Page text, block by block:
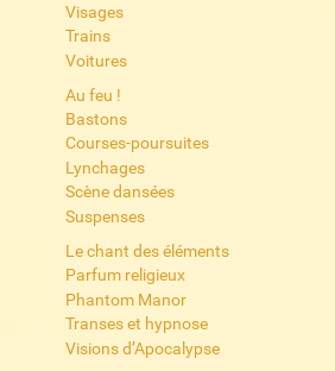
Visages
Trains
Voitures
Au feu !
Bastons
Courses-poursuites
Lynchages
Scène dansées
Suspenses
Le chant des éléments
Parfum religieux
Phantom Manor
Transes et hypnose
Visions d’Apocalypse